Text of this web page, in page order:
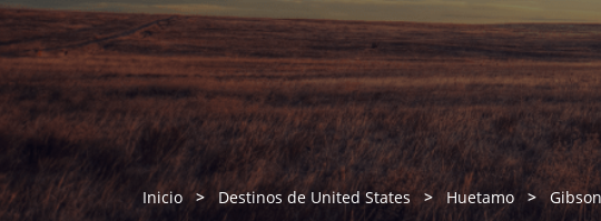
Inicio Destinos de United States Huetamo